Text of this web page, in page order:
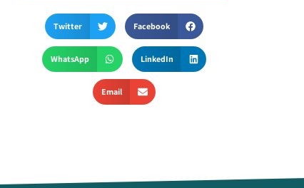
Facebook
Twitter
LinkedIn
WhatsApp
Email